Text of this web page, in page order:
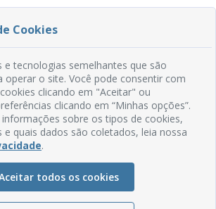
Cookies
e tecnologias semelhantes que são
operar o site. Você pode consentir com
clicando em "Aceitar" ou
clicando em “Minhas opções”.
sobre os tipos de cookies,
quais dados são coletados, leia nossa
.
todos os cookies